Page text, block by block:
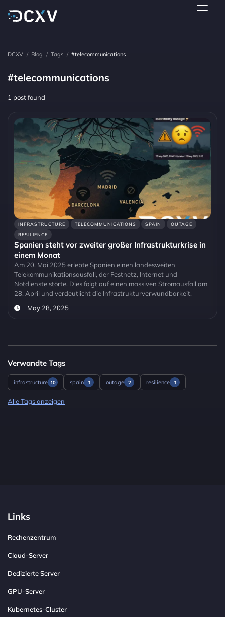
DCXV / Blog / Tags / #telecommunications
#telecommunications
1 post found
INFRASTRUCTURE TELECOMMUNICATIONS SPAIN
OUTAGE
RESILIENCE
Spanien steht vor zweiter großer Infrastrukturkrise in
einem Monat
Am 20. Mai 2025 erlebte Spanien einen landesweiten
Telekommunikationsausfall, der Festnetz, Internet und
Notdienste störte. Dies folgt auf einen massiven Stromausfall am
28. April und verdeutlicht die Infrastrukturverwundbarkeit.
May 28, 2025
Verwandte Tags
infrastructure 10 spain 1 outage 2 resilience 1
Alle Tags anzeigen
Links
Rechenzentrum
Cloud-Server
Dedizierte Server
GPU-Server
Kubernetes-Cluster